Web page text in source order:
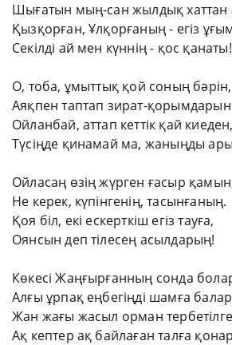
Шығатын мың-сан жылдық хаттан
Қызқорған, Ұлқорғаның - егіз
Секілді ай мен күннің - қос қанаты!
О, тоба, ұмыттық қой соның бәрін,
Аяқпен таптап зират-
Ойланбай, аттап кеттік қай киеден,
Түсіңде қинамай ма, жаныңды
Ойласаң өзің жүрген ғасыр
Не керек, күпінгенің, тасынғаның.
Қоя біл, екі ескерткіш егіз тауға,
Оянсын деп тілесең асылдарың!
Көкесі Жаңғырғанның сонда
Алғы ұрпақ еңбегіңді шамға
Жан жағы жасыл орман
Ақ кептер ақ байлаған талға